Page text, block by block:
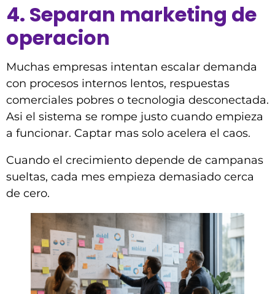
4. Separan marketing de
operacion
Muchas empresas intentan escalar demanda
con procesos internos lentos, respuestas
comerciales pobres o tecnologia desconectada.
Asi el sistema se rompe justo cuando empieza
a funcionar. Captar mas solo acelera el caos.
Cuando el crecimiento depende de campanas
sueltas, cada mes empieza demasiado cerca
de cero.